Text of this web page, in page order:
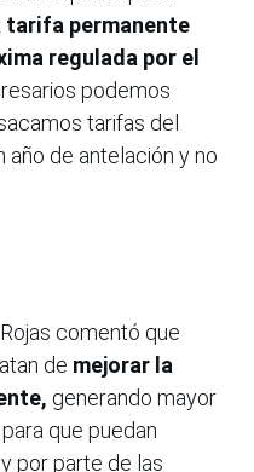
permanente
regulada por el
podemos
tarifas del
año de antelación y no
comentó que
de mejorar la
generando mayor
que puedan
por parte de las